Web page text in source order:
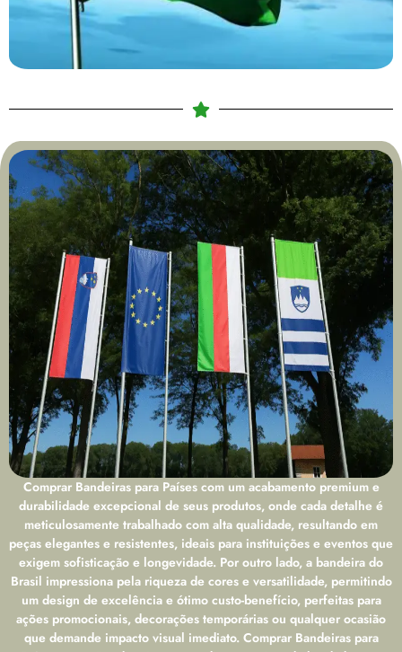
Comprar Bandeiras para Países com um acabamento premium e
durabilidade excepcional de seus produtos, onde cada detalhe é
meticulosamente trabalhado com alta qualidade, resultando em
peças elegantes e resistentes, ideais para instituições e eventos que
exigem sofisticação e longevidade. Por outro lado, a bandeira do
Brasil impressiona pela riqueza de cores e versatilidade, permitindo
um design de excelência e ótimo custo-benefício, perfeitas para
ações promocionais, decorações temporárias ou qualquer ocasião
que demande impacto visual imediato. Comprar Bandeiras para